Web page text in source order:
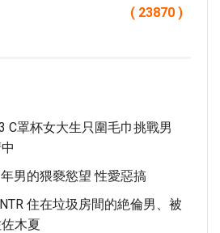
( 23870 )
C罩杯女大生只圍毛巾挑戰男
男的猥褻慾望 性愛惡搞
住在垃圾房間的絶倫男、被
木夏